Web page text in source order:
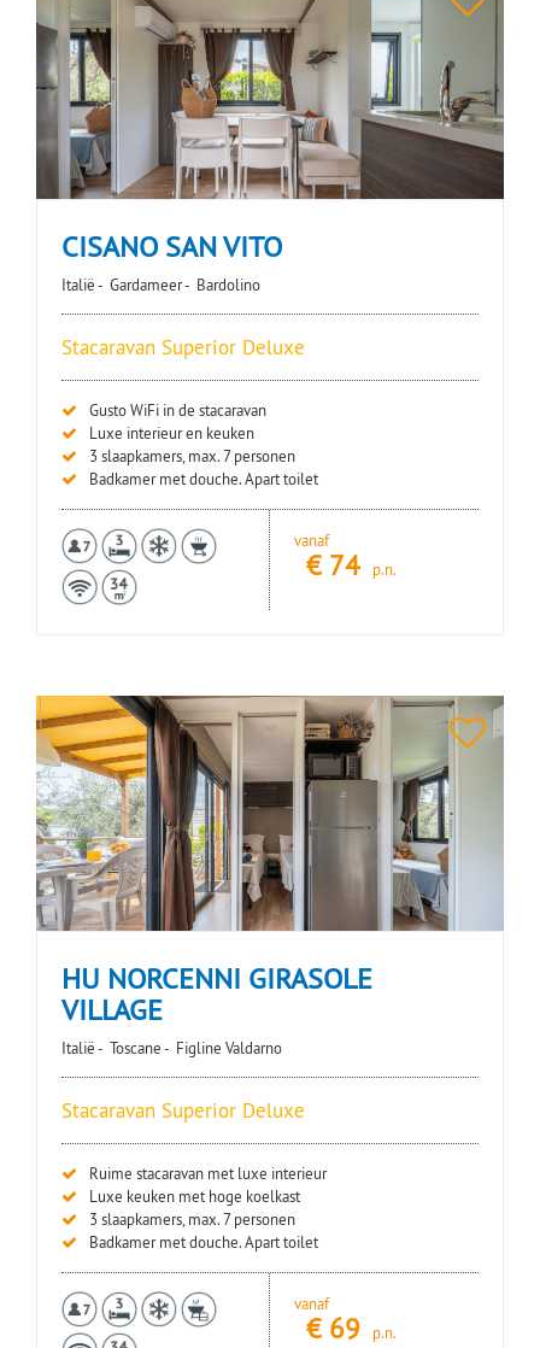
CISANO SAN VITO
Italië - Gardameer - Bardolino
Stacaravan Superior Deluxe
Gusto WiFi in de stacaravan
Luxe interieur en keuken
3 slaapkamers, max. 7 personen
Badkamer met douche. Apart toilet
vanaf
€ 74 p.n.
HU NORCENNI GIRASOLE
VILLAGE
Italië - Toscane - Figline Valdarno
Stacaravan Superior Deluxe
Ruime stacaravan met luxe interieur
Luxe keuken met hoge koelkast
3 slaapkamers, max. 7 personen
Badkamer met douche. Apart toilet
vanaf
€ 69 p.n.